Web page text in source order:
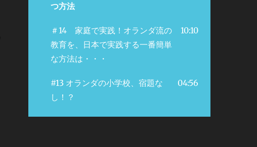
つ方法
＃14 家庭で実践！オランダ流の
教育を、日本で実践する一番簡単
な方法は・・・
10:10
#13 オランダの小学校、宿題な
し！？
04:56